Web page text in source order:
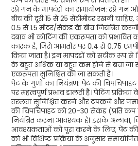
स्प्रे गन के मापदंडों का समायोजन: स्प्रे
बीच की दूरी 15 से 25 सेंटीमीटर रखनी
0.5 से 1.5 मीटर/सेकंड के बीच नियंत्रित करनी
दबाव भी कोटिंग की एकरूपता को प्रभावित
कारक है, जिसे आमतौर पर 0.4 से 0.75
किया जाता है। इन मापदंडों को सटीक रूप से
के बहुत अधिक या बहुत कम होने से बचा जा
एकरूपता सुनिश्चित की जा सकती है।
पेंट के गुणों का नियंत्रण: पेंट की
पर महत्वपूर्ण प्रभाव डालती है। पेंटिंग
तरलता सुनिश्चित करने और टपकने और
की चिपचिपाहट को 20-30 सेकंड (प्रति
नियंत्रित करना आवश्यक है। इसके अलावा,
आवश्यकताओं को पूरा करने के लिए, पेंट की
को भी विशिष्ट प्रक्रिया के अनुसार